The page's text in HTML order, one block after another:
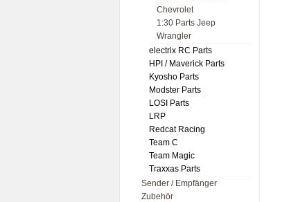
Chevrolet
1:30 Parts Jeep
Wrangler
electrix RC Parts
HPI / Maverick Parts
Kyosho Parts
Modster Parts
LOSI Parts
LRP
Redcat Racing
Team C
Team Magic
Traxxas Parts
Sender / Empfänger
Zubehör